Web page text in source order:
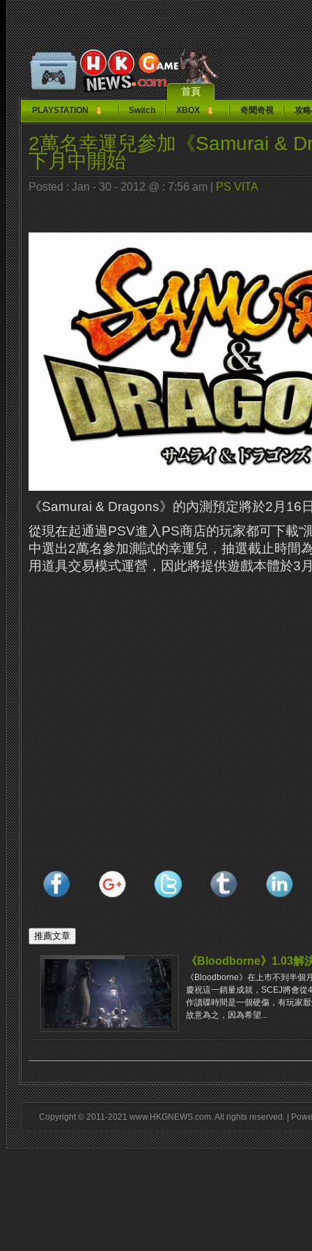
首頁
PLAYSTATION Switch XBOX 奇聞奇視 攻
2萬名幸運兒參加《Samurai &
下月中開始
Posted : Jan - 30 - 2012 @ : 7:56 am | PS VITA
《Samurai & Dragons》的內測預定將於2月16
從現在起通過PSV進入PS商店的玩家都可下載“
中選出2萬名參加測試的幸運兒，抽選截止時間
用道具交易模式運營，因此將提供遊戲本體於3
《Bloodborne》1.03解
《Bloodborne》在上市不到半個
慶祝這一銷量成就，SCEJ將會
作讀碟時間是一個硬傷，有玩家
故意為之，因為希望...
Copyright © 2011-2021 www.HKGNEWS.com. All rights reserved. |